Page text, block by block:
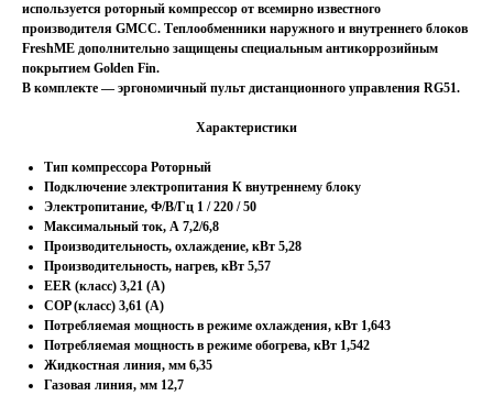
используется роторный компрессор от всемирно известного
производителя GMCC. Теплообменники наружного и внутреннего блоков
FreshME дополнительно защищены специальным антикоррозийным
покрытием Golden Fin.
В комплекте — эргономичный пульт дистанционного управления RG51.
Характеристики
Тип компрессора Роторный
Подключение электропитания К внутреннему блоку
Электропитание, Ф/В/Гц 1 / 220 / 50
Максимальный ток, А 7,2/6,8
Производительность, охлаждение, кВт 5,28
Производительность, нагрев, кВт 5,57
EER (класс) 3,21 (A)
COP (класс) 3,61 (A)
Потребляемая мощность в режиме охлаждения, кВт 1,643
Потребляемая мощность в режиме обогрева, кВт 1,542
Жидкостная линия, мм 6,35
Газовая линия, мм 12,7